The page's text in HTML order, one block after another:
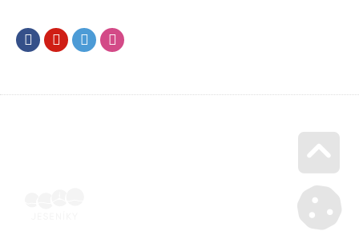
FacebookYoutubeTwitter
Go